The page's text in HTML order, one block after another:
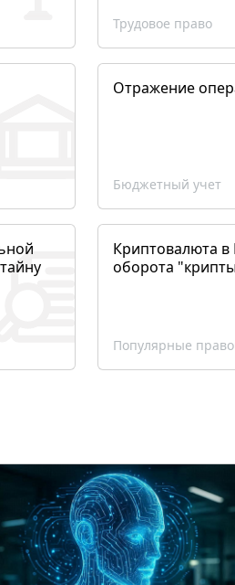
Трудовое право
Отражение
Бюджетный учет
Криптовалюта в
оборота
Популярные